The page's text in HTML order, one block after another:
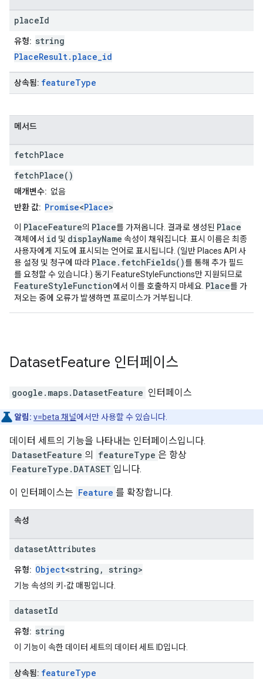
placeId
유형: string
PlaceResult.place_id
상속됨: featureType
메서드
fetchPlace
fetchPlace()
매개변수: 없음
반환 값: Promise<Place>
이 PlaceFeature의 Place를 가져옵니다. 결과로 생성된 Place
객체에서 id 및 displayName 속성이 채워집니다. 표시 이름은 최종
사용자에게 지도에 표시되는 언어로 표시됩니다. (일반 Places API 사
용 설정 및 청구에 따라 Place.fetchFields()를 통해 추가 필드
를 요청할 수 있습니다.) 동기 FeatureStyleFunctions만 지원되므로
FeatureStyleFunction에서 이를 호출하지 마세요. Place를 가
져오는 중에 오류가 발생하면 프로미스가 거부됩니다.
DatasetFeature 인터페이스
google.maps. DatasetFeature 인터페이스
알림: v=beta 채널에서만 사용할 수 있습니다.
데이터 세트의 기능을 나타내는 인터페이스입니다.
DatasetFeature 의 featureType 은 항상
FeatureType.DATASET 입니다.
이 인터페이스는 Feature 를 확장합니다.
속성
datasetAttributes
유형: Object<string, string>
기능 속성의 키-값 매핑입니다.
datasetId
유형: string
이 기능이 속한 데이터 세트의 데이터 세트 ID입니다.
상속됨: featureType